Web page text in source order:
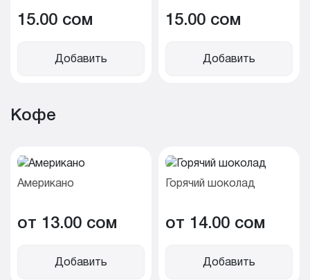
15.00 cом
Добавить
15.00 cом
Добавить
Кофе
Американо
от 13.00 cом
Добавить
Горячий шоколад
от 14.00 cом
Добавить